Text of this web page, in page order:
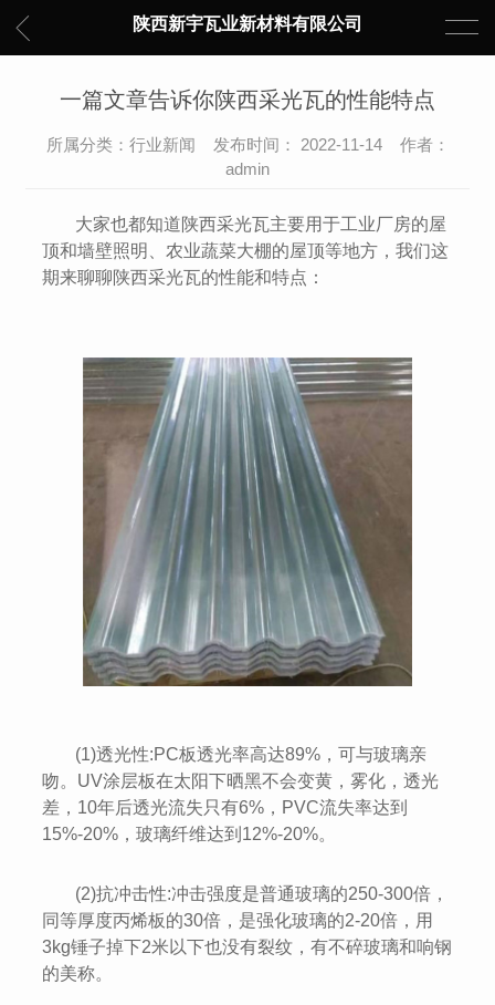
陕西新宇瓦业新材料有限公司
一篇文章告诉你陕西采光瓦的性能特点
所属分类：行业新闻 发布时间： 2022-11-14 作者：
admin
大家也都知道陕西采光瓦主要用于工业厂房的屋
顶和墙壁照明、农业蔬菜大棚的屋顶等地方，我们这
期来聊聊陕西采光瓦的性能和特点：
(1)透光性:PC板透光率高达89%，可与玻璃亲
吻。UV涂层板在太阳下晒黑不会变黄，雾化，透光
差，10年后透光流失只有6%，PVC流失率达到
15%-20%，玻璃纤维达到12%-20%。
(2)抗冲击性:冲击强度是普通玻璃的250-300倍，
同等厚度丙烯板的30倍，是强化玻璃的2-20倍，用
3kg锤子掉下2米以下也没有裂纹，有不碎玻璃和响钢
的美称。